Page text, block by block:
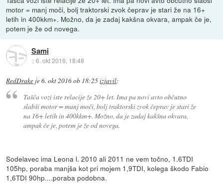
motor = manj moči, bolj traktorski zvok čeprav je stari že na 16+
letih in 400kkm+. Možno, da je zadaj kakšna okvara, ampak če je,
potem je že od novega.
Sami
::6. okt 2016, 18:48
RedDrake je6. okt 2016 ob 18:25izjavil:
Tašča vozi iste relacije že 20+ let. Ima pa novi avto občutno
slabši motor = manj moči, bolj traktorski zvok čeprav je stari že
na 16+ letih in 400kkm+. Možno, da je zadaj kakšna okvara,
ampak če je, potem je že od novega.
Sodelavec ima Leona l. 2010 ali 2011 ne vem točno, 1.6TDI
105hp, poraba manjša kot pri mojem 1,9TDI, kolega škodo Fabio
1,6TDI 90hp....poraba podobna.